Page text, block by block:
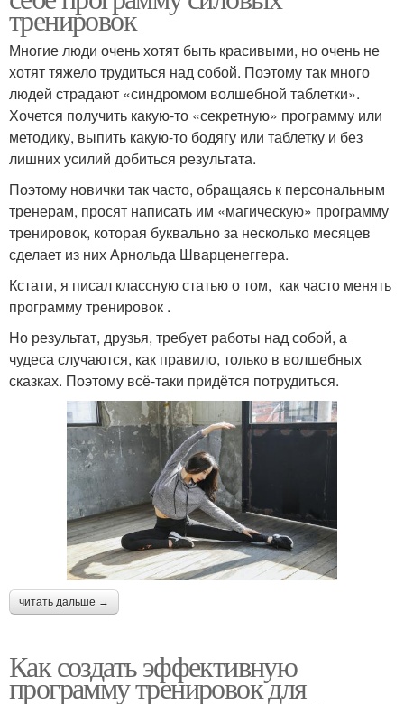
тренировок
Многие люди очень хотят быть красивыми, но очень не
хотят тяжело трудиться над собой. Поэтому так много
людей страдают «синдромом волшебной таблетки».
Хочется получить какую-то «секретную» программу или
методику, выпить какую-то бодягу или таблетку и без
лишних усилий добиться результата.
Поэтому новички так часто, обращаясь к персональным
тренерам, просят написать им «магическую» программу
тренировок, которая буквально за несколько месяцев
сделает из них Арнольда Шварценеггера.
Кстати, я писал классную статью о том, как часто менять
программу тренировок .
Но результат, друзья, требует работы над собой, а
чудеса случаются, как правило, только в волшебных
сказках. Поэтому всё-таки придётся потрудиться.
читать дальше →
Как создать эффективную
программу тренировок для